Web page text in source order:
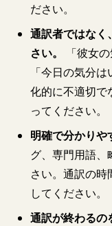
ださい。
通訳者ではなく
さい。
「彼女
「今日の気分
化的に不適切で
ってください。
明確で分かりや
グ、専門用語、
さい。通訳の
してください。
通訳が終わるの